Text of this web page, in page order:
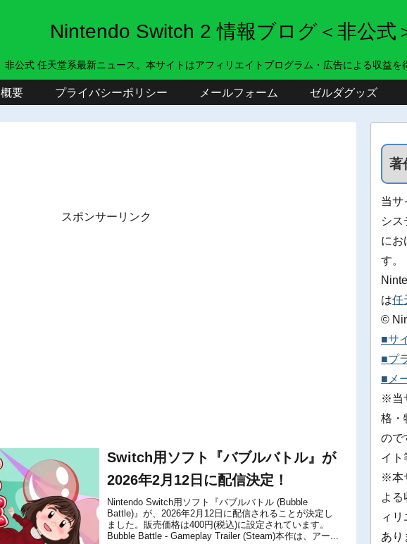
Nintendo Switch 2 情報ブログ＜非公式
非公式 任天堂系最新ニュース。本サイトはアフィリエイトプログラム・広告による収益を
概要 プライバシーポリシー メールフォーム ゼルダグッズ
スポンサーリンク
Switch用ソフト『バブルバトル』が
2026年2月12日に配信決定！
Nintendo Switch用ソフト『バブルバトル (Bubble
Battle)』が、2026年2月12日に配信されることが決定し
ました。販売価格は400円(税込)に設定されています。
Bubble Battle - Gameplay Trailer (Steam)本作は、アー...
著
当サ
シス
にお
す。
は任
©
■サ
■プ
■メ
※当
格・
ので
イト
※本
よる
ィ
あり